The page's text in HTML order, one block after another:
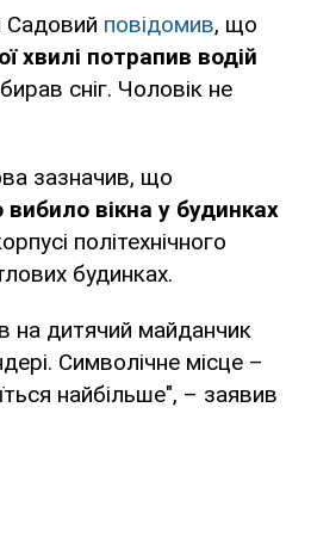
Садовий повідомив, що
хвилі потрапив водій
сніг. Чоловік не
зазначив, що
вікна у будинках
політехнічного
будинках.
на дитячий майданчик
Символічне місце –
найбільше", – заявив